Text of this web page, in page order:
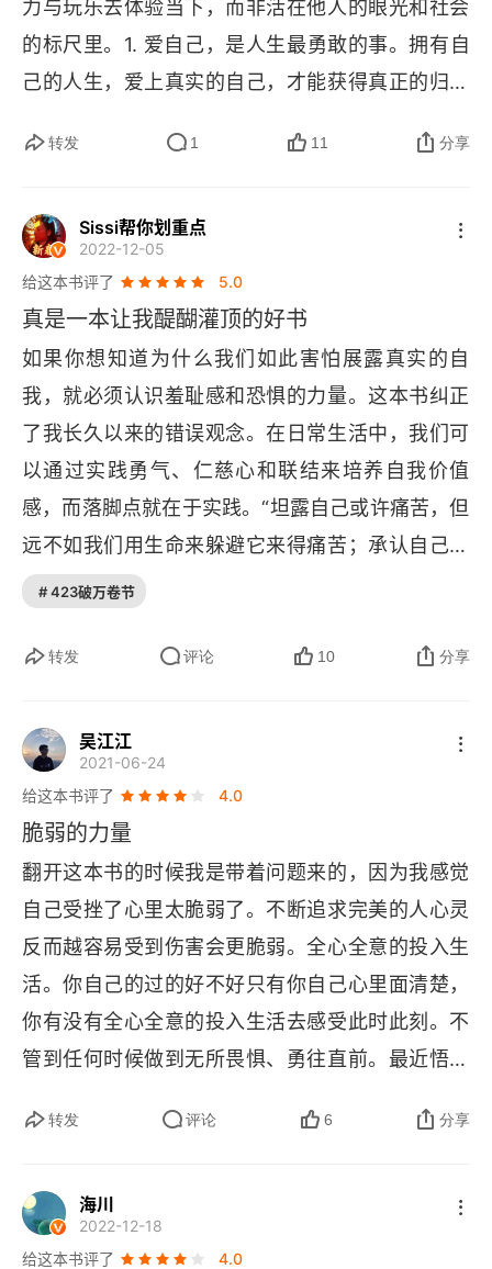
他人并且不夸耀自己的能力，将自己放在最低的位
置。这才是真正的勇敢，坚持做自己不受外界影
响。人都有脆弱的时候，你越是想掩饰自己的脆
弱，脆弱就越有力量。当你接受自己的脆弱并分享
接受和表达自己的真实感受，但不被这些人和事物
所改变。做一个阳光的人，不断散发光芒，将黑暗
转化为光明的力量，去帮助他人变得更好、让世界
变得更好。勇敢生活，让他人从自己身上获得力
量、传递力量。
力与玩乐去体验当下，而非活在他人的眼光和社会
的标尺里。1. 爱自己，是人生最勇敢的事。拥有自
己的人生，爱上真实的自己，才能获得真正的归属
最牛的本事就是先把自己哄开心了。当敢做真实的
了家的感觉。爱自己就像成为自己最好的朋友。别
现在，请同样对待自己。就像一棵树，归属感不是
拼命长成别人喜欢的形状，而是深深扎根于我就是
我这片土壤，这样才能稳稳当当。2. 全心投入生
活，始于接纳不完美的自我。唯有忍受脆弱，才能
发现无限的光明，让喜悦战胜恐惧。想活得带劲，
首先得承认自己不行也没关系。别总撑着装坚强，
认怂反而更轻松。当接受自己也会怂、也会怕，好
会在水里漂浮。越紧张，拼命扑腾，就越容易下
沉。但当全身放松，信任水流，反而能自然地浮起
在于心灵，它源自珍惜当下、保持创造力和敢于玩
乐，而非攀比与无休止的生产。别总盯着别人有什
么，多看看自己手里握着啥。少跟人比来比去，多
找点乐子，做点自己喜欢的事。轻松点，开心活着
的关键不是多成功，而是要会玩！攀比和不停生产
就像一场没有终点的马拉松，永远看着前面的人，
又累又焦虑。而珍惜当下的玩乐就像在自家的后花
园里散步，欣赏每一朵花，享受每一刻阳光，内心
是充盈和快乐的。生活不是和别人赛跑，而是经营
打扮完美才能参加的化妆舞会，而是一场需要赤手
在于保持衣冠整洁（完美），而在于敢于扑救、不
怕弄脏（脆弱），并全情享受和队友在一起的游戏
转发 1 11 分享
Sissi帮你划重点
2022-12-05
给这本书评了
5.0
真是一本让我醍醐灌顶的好书
如果你想知道为什么我们如此害怕展露真实的自
我，就必须认识羞耻感和恐惧的力量。这本书纠正
了我长久以来的错误观念。在日常生活中，我们可
以通过实践勇气、仁慈心和联结来培养自我价值
感，而落脚点就在于实践。“坦露自己或许痛苦，但
远不如我们用生命来躲避它来得痛苦；承认自己的
弱点或许危险，但远不如我们放弃爱、归属感和喜
堪，但我们只有勇于探索黑暗，才能发现无限的光
么想；不要完美主义；停止麻木与无力；放下不足
和恐惧；不确定，也没关系；放下比较；摘掉疲
惫……
# 423破万卷节
转发 评论 10 分享
吴江江
2021-06-24
给这本书评了
4.0
脆弱的力量
翻开这本书的时候我是带着问题来的，因为我感觉
自己受挫了心里太脆弱了。不断追求完美的人心灵
反而越容易受到伤害会更脆弱。全心全意的投入生
活。你自己的过的好不好只有你自己心里面清楚，
你有没有全心全意的投入生活去感受此时此刻。不
管到任何时候做到无所畏惧、勇往直前。最近悟到
犹豫豫畏首畏尾。时刻提醒自己没有什么好怕的，
是一次性的，而你要做的就是把你最精彩的一面拿
转发 评论 6 分享
海川
2022-12-18
给这本书评了
4.0